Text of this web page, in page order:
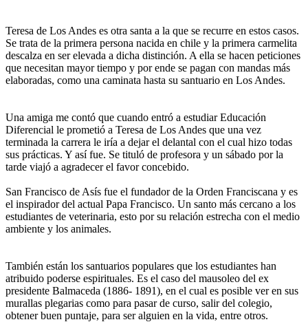
Teresa de Los Andes es otra santa a la que se recurre en estos casos.
Se trata de la primera persona nacida en chile y la primera carmelita
descalza en ser elevada a dicha distinción. A ella se hacen peticiones
que necesitan mayor tiempo y por ende se pagan con mandas más
elaboradas, como una caminata hasta su santuario en Los Andes.
Una amiga me contó que cuando entró a estudiar Educación
Diferencial le prometió a Teresa de Los Andes que una vez
terminada la carrera le iría a dejar el delantal con el cual hizo todas
sus prácticas. Y así fue. Se tituló de profesora y un sábado por la
tarde viajó a agradecer el favor concebido.
San Francisco de Asís fue el fundador de la Orden Franciscana y es
el inspirador del actual Papa Francisco. Un santo más cercano a los
estudiantes de veterinaria, esto por su relación estrecha con el medio
ambiente y los animales.
También están los santuarios populares que los estudiantes han
atribuido poderse espirituales. Es el caso del mausoleo del ex
presidente Balmaceda (1886- 1891), en el cual es posible ver en sus
murallas plegarias como para pasar de curso, salir del colegio,
obtener buen puntaje, para ser alguien en la vida, entre otros.